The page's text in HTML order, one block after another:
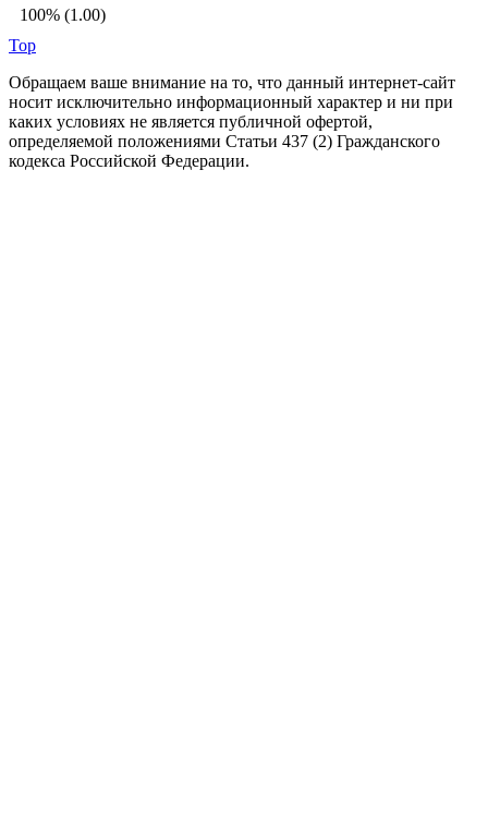
100% (1.00)
Top
Обращаем ваше внимание на то, что данный интернет-сайт
носит исключительно информационный характер и ни при
каких условиях не является публичной офертой,
определяемой положениями Статьи 437 (2) Гражданского
кодекса Российской Федерации.